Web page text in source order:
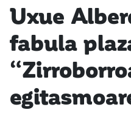
Uxue
fabula